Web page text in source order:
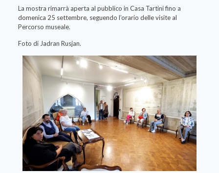
La mostra rimarrà aperta al pubblico in Casa Tartini fino a
domenica 25 settembre, seguendo l’orario delle visite al
Percorso museale.
Foto di Jadran Rusjan.